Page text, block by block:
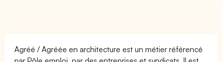
Agréé / Agréée en architecture est un métier référencé